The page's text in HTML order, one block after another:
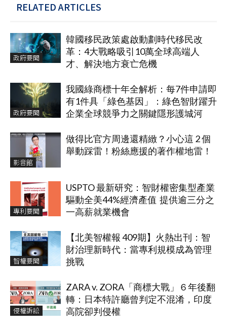
RELATED ARTICLES
政府要聞
韓國移民政策處啟動劃時代移民改
革：4大戰略吸引10萬全球高端人
才、解決地方衰亡危機
政府要聞
我國綠商標十年全解析：每7件申請即
有1件具「綠色基因」：綠色智財躍升
企業全球競爭力之關鍵隱形護城河
影音館
做得比官方周邊還精緻？小心這 2 個
舉動踩雷！粉絲應援的著作權地雷！
專利要聞
USPTO 最新研究：智財權密集型產業
驅動全美44%經濟產值 提供逾三分之
一高薪就業機會
智權要聞
【北美智權報 409期】火熱出刊：智
財治理新時代：當專利規模成為管理
挑戰
侵權訴訟
ZARA v. ZORA「商標大戰」６年後翻
轉：日本特許廳曾判定不混淆，印度
高院卻判侵權